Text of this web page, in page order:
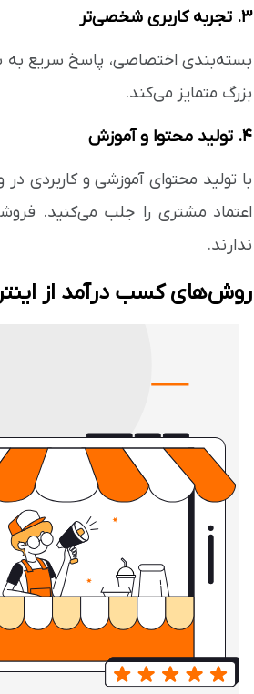
۳. تجربه کاربری شخصی‌تر
بسته‌بندی اختصاصی، پاسخ سریع به
بزرگ متمایز می‌کند.
۴. تولید محتوا و آموزش
با تولید محتوای آموزشی و
اعتماد مشتری را جلب می‌کنید.
ندارند.
روش‌های کسب درآمد از